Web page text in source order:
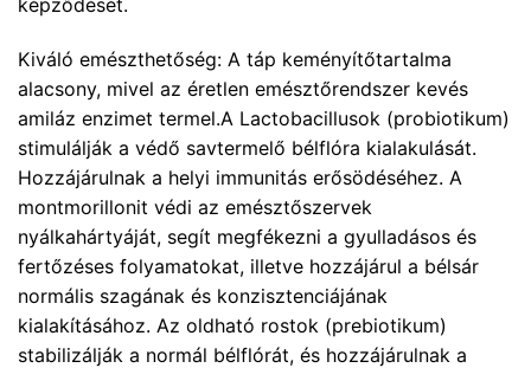
Kiváló emészthetőség: A táp keményítőtartalma
alacsony, mivel az éretlen emésztőrendszer kevés
amiláz enzimet termel.A Lactobacillusok (probiotikum)
stimulálják a védő savtermelő bélflóra kialakulását.
Hozzájárulnak a helyi immunitás erősödéséhez. A
montmorillonit védi az emésztőszervek
nyálkahártyáját, segít megfékezni a gyulladásos és
fertőzéses folyamatokat, illetve hozzájárul a bélsár
normális szagának és konzisztenciájának
kialakításához. Az oldható rostok (prebiotikum)
stabilizálják a normál bélflórát, és hozzájárulnak a